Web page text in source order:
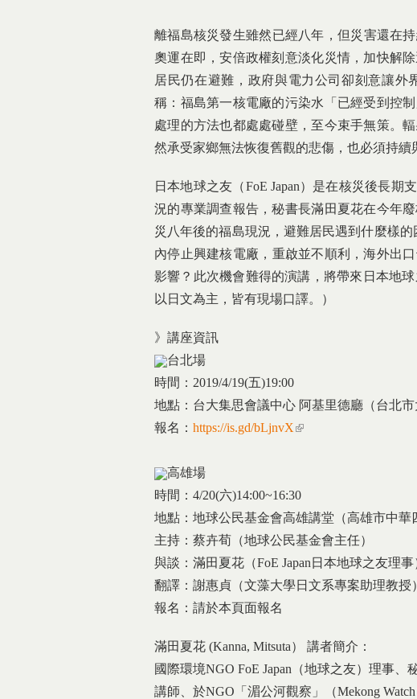
離福島核災發生雖然已經八年，但災害還在持
奧運在即，安倍政權刻意淡化災情，加快解
居民仍在避難， 政府與電力公司卻刻意讓外
稱：福島第一核電廠的污染水「 已經受到控
處理的方法也都處處碰壁，至今束手無策。
然承受家鄉無法恢復舊觀的悲傷， 也必須持續
日本地球之友（FoE Japan）是在核災後長期
況的專業調查報告，秘書長滿田夏花在今年
災八年後的福島現況， 避難居民遇到什麼樣的
內停止興建核電廠，重啟並不順利，海外出
影響？ 此次機會難得的演講，將帶來日本地
以日文為主，皆有現場口譯。）
》講座資訊
台北場
時間：2019/4/19(五)19:00
地點：台大集思會議中心 阿基里德廳（台北市
報名： https://is.gd/bLjnvX(link is external)
高雄場
時間：4/20(六)14:00~16:30
地點：地球公民基金會高雄講堂（高雄市中華
主持：蔡卉荀（地球公民基金會主任）
與談：滿田夏花（FoE Japan日本地球之友理事
翻譯：謝惠貞（文藻大學日文系專案助理教授
報名：請於本頁面報名
滿田夏花 (Kanna, Mitsuta） 講者簡介：
國際環境NGO FoE Japan（地球之友）理事、
講師、於NGO「湄公河觀察」（Mekong